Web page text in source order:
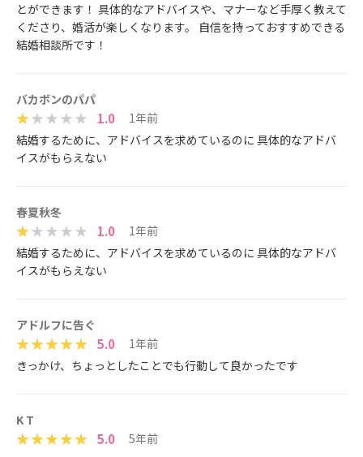
とができます！ 具体的なアドバイスや、マナーなど手厚く教えて
くださり、婚活が楽しくなります。 自信を持っておすすめできる
結婚相談所です！
バカボンのパパ
1.0
1年前
結婚するために、アドバイスを求めているのに 具体的なアドバ
イスがもらえない
春夏秋冬
1.0
1年前
結婚するために、アドバイスを求めているのに 具体的なアドバ
イスがもらえない
アドルフに告ぐ
5.0
1年前
きっかけ、ちょっとしたことでも行動して良かったです
K T
5.0 5年前